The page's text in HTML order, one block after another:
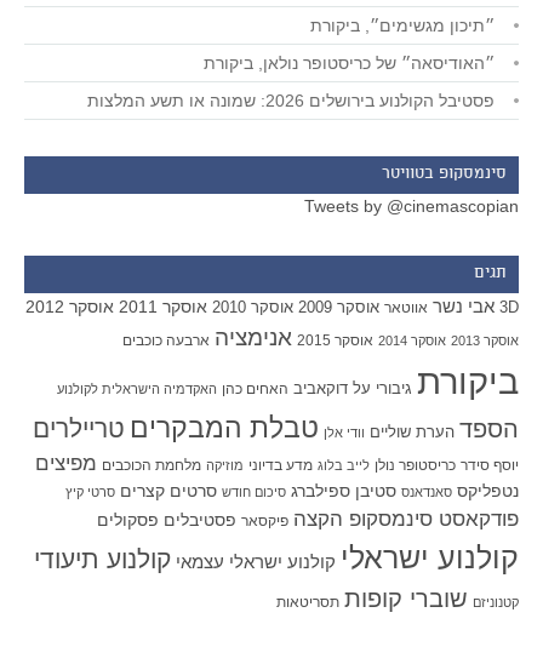
״תיכון מגשימים״, ביקורת
״האודיסאה״ של כריסטופר נולאן, ביקורת
פסטיבל הקולנוע בירושלים 2026: שמונה או תשע המלצות
סינמסקופ בטוויטר
Tweets by @cinemascopian
תגים
3D אבי נשר אווטאר אוסקר 2009 אוסקר 2010 אוסקר 2011 אוסקר 2012
אוסקר 2013 אוסקר 2014 אוסקר 2015 אנימציה ארבעה כוכבים
ביקורת גיבורי על דוקאביב האחים כהן האקדמיה הישראלית לקולנוע
הספד הערת שוליים וודי אלן טבלת המבקרים טריילרים
יוסף סידר כריסטופר נולן לייב בלוג מדע בדיוני מוזיקה מלחמת הכוכבים מפיצים
נטפליקס סאנדאנס סטיבן ספילברג סיכום חודש סרטים קצרים סרטי קיץ
פודקאסט סינמסקופ הקצה פיקסאר פסטיבלים פסקולים
קולנוע ישראלי קולנוע ישראלי עצמאי קולנוע תיעודי
קטנוניזם שוברי קופות תסריטאות